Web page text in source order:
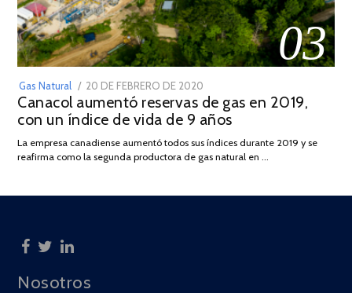
03
Gas Natural
POSTED
ON
20 DE FEBRERO DE 2020
DE
JULIO
2025
Canacol aumentó reservas de gas en 2019,
con un índice de vida de 9 años
La empresa canadiense aumentó todos sus índices durante 2019 y se
reafirma como la segunda productora de gas natural en …
Nosotros